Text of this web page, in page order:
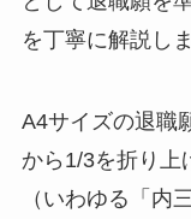
を丁寧に解説しま
A4サイズの退職
から1/3を折り上
（いわゆる「内